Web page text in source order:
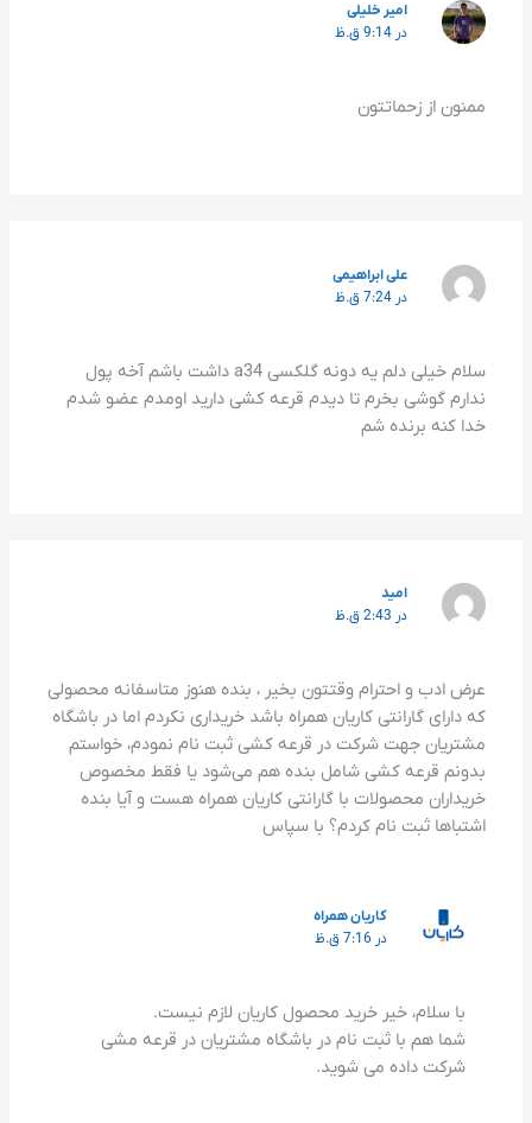
امیر خلیلی
در 9:14 ق.ظ
ممنون از زحماتتون
علی ابراهیمی
در 7:24 ق.ظ
سلام خیلی دلم یه دونه گلکسی a34 داشت باشم آخه پول
ندارم گوشی بخرم تا دیدم قرعه کشی دارید اومدم عضو شدم
خدا کنه برنده شم
امید
در 2:43 ق.ظ
عرض ادب و احترام وقتتون بخیر ، بنده هنوز متاسفانه محصولی
که دارای گارانتی کاریان همراه باشد خریداری نکردم اما در باشگاه
مشتریان جهت شرکت در قرعه کشی ثبت نام نمودم، خواستم
بدونم قرعه کشی شامل بنده هم می‌شود یا فقط مخصوص
خریداران محصولات با گارانتی کاریان همراه هست و آیا بنده
اشتباها ثبت نام کردم؟ با سپاس
کاریان همراه
در 7:16 ق.ظ
با سلام، خیر خرید محصول کاریان لازم نیست.
شما هم با ثبت نام در باشگاه مشتریان در قرعه مشی
شرکت داده می شوید.